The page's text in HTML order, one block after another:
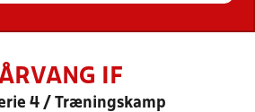
IF
4 / Træningskamp